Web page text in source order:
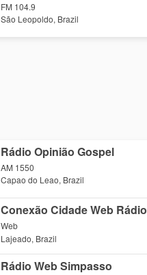
FM 104.9
São Leopoldo, Brazil
Rádio Opinião Gospel
AM 1550
Capao do Leao, Brazil
Conexão Cidade Web Rádio
Web
Lajeado, Brazil
Rádio Web Simpasso